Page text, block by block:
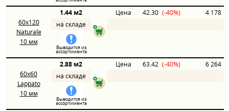
60x120
Naturale
10 мм
1.44 м2 Цена 42.30 (-40%)
4 178
на складе
Выводится из
ассортимента
60x60
Lappato
10 мм
2.88 м2 Цена 63.42 (-40%)
6 264
на складе
Выводится из
ассортимента